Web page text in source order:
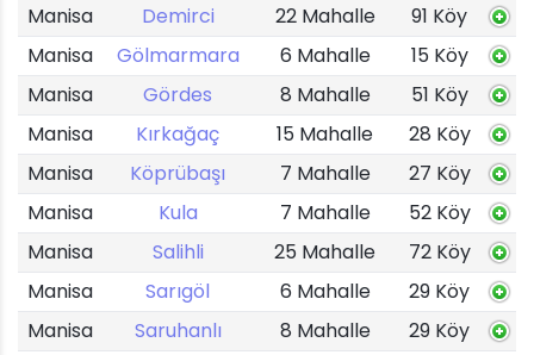
Manisa
Demirci 22 Mahalle
91 Köy
Manisa
Gölmarmara 6 Mahalle
15 Köy
Manisa
Gördes 8 Mahalle
51 Köy
Manisa
Kırkağaç 15 Mahalle
28 Köy
Manisa
Köprübaşı 7 Mahalle
27 Köy
Manisa
Kula 7 Mahalle
52 Köy
Manisa
Salihli 25 Mahalle
72 Köy
Manisa
Sarıgöl 6 Mahalle
29 Köy
Manisa
Saruhanlı 8 Mahalle
29 Köy